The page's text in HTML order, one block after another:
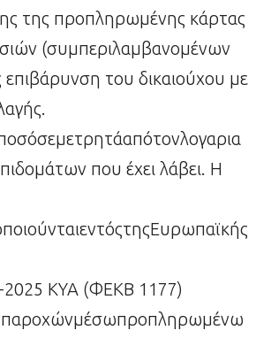
της προπληρωμένης κάρτας
(συμπεριλαμβανομένων
του δικαιούχου με
που έχει λάβει. Η
2025 ΚΥΑ (ΦΕΚΒ 1177)